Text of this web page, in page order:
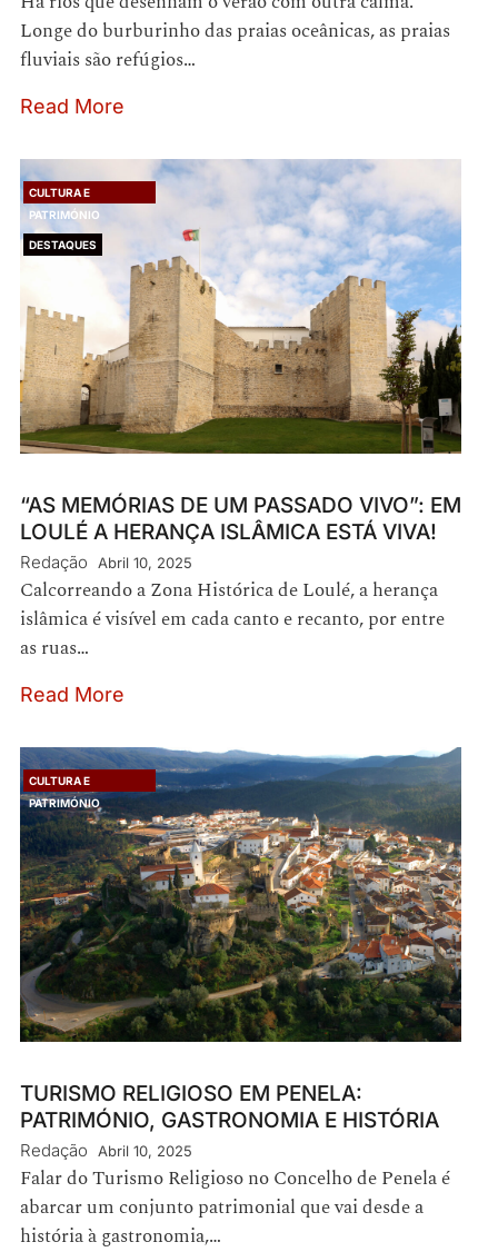
Longe do burburinho das praias oceânicas, as praias
fluviais são refúgios…
Read More
CULTURA E
PATRIMÓNIO
DESTAQUES
“AS MEMÓRIAS DE UM PASSADO VIVO”: EM
LOULÉ A HERANÇA ISLÂMICA ESTÁ VIVA!
Redação Abril 10, 2025
Calcorreando a Zona Histórica de Loulé, a herança
islâmica é visível em cada canto e recanto, por entre
as ruas…
Read More
CULTURA E
PATRIMÓNIO
TURISMO RELIGIOSO EM PENELA:
PATRIMÓNIO, GASTRONOMIA E HISTÓRIA
Redação Abril 10, 2025
Falar do Turismo Religioso no Concelho de Penela é
abarcar um conjunto patrimonial que vai desde a
história à gastronomia,…